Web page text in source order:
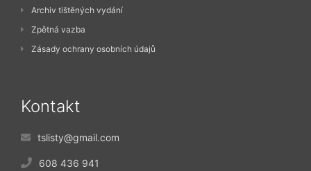
Archiv tištěných vydání
Zpětná vazba
Zásady ochrany osobních údajů
Kontakt
tslisty@gmail.com
608 436 941